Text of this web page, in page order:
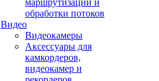
маршрутизации и
обработки потоков
Видео
Видеокамеры
Аксессуары для
камкордеров,
видеокамер и